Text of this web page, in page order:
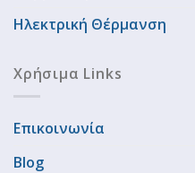
Ηλεκτρική Θέρμανση
Χρήσιμα Links
Επικοινωνία
Blog